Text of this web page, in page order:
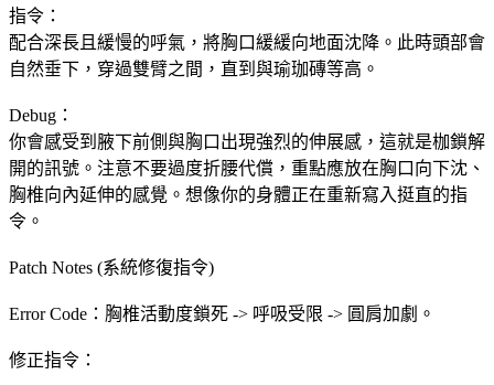
指令：
配合深長且緩慢的呼氣，將胸口緩緩向地面沈降。此時頭部會
自然垂下，穿過雙臂之間，直到與瑜珈磚等高。
Debug：
你會感受到腋下前側與胸口出現強烈的伸展感，這就是枷鎖解
開的訊號。注意不要過度折腰代償，重點應放在胸口向下沈、
胸椎向內延伸的感覺。想像你的身體正在重新寫入挺直的指
令。
Patch Notes (系統修復指令)
Error Code：胸椎活動度鎖死 -> 呼吸受限 -> 圓肩加劇。
修正指令：